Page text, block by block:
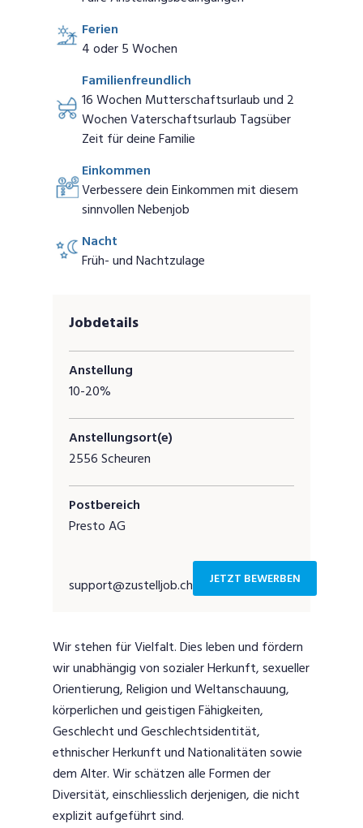
Ferien
4 oder 5 Wochen
Familienfreundlich
16 Wochen Mutterschaftsurlaub und 2
Wochen Vaterschaftsurlaub Tagsüber
Zeit für deine Familie
Einkommen
Verbessere dein Einkommen mit diesem
sinnvollen Nebenjob
Nacht
Früh- und Nachtzulage
Jobdetails
Anstellung
10-20%
Anstellungsort(e)
2556 Scheuren
Postbereich
Presto AG
support@zustelljob.ch JETZT BEWERBEN
Wir stehen für Vielfalt. Dies leben und fördern
wir unabhängig von sozialer Herkunft, sexueller
Orientierung, Religion und Weltanschauung,
körperlichen und geistigen Fähigkeiten,
Geschlecht und Geschlechtsidentität,
ethnischer Herkunft und Nationalitäten sowie
dem Alter. Wir schätzen alle Formen der
Diversität, einschliesslich derjenigen, die nicht
explizit aufgeführt sind.